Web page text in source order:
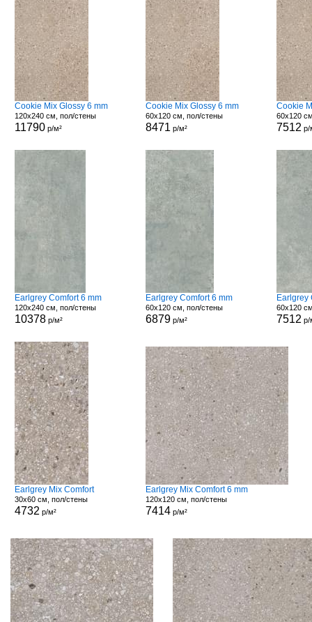
Cookie Mix Glossy 6 mm
120x240 см, пол/стены
11790р/м²
Cookie Mix Glossy 6 mm
60x120 см, пол/стены
8471 р/м²
Cookie
60x120
7512 р/
Earlgrey Comfort 6 mm
120x240 см, пол/стены
10378р/м²
Earlgrey Comfort 6 mm
60x120 см, пол/стены
6879 р/м²
Earlgrey
60x120
7512 р/
Earlgrey Mix Comfort
30x60 см, пол/стены
4732 р/м²
Earlgrey Mix Comfort 6 mm
120x120 см, пол/стены
7414 р/м²